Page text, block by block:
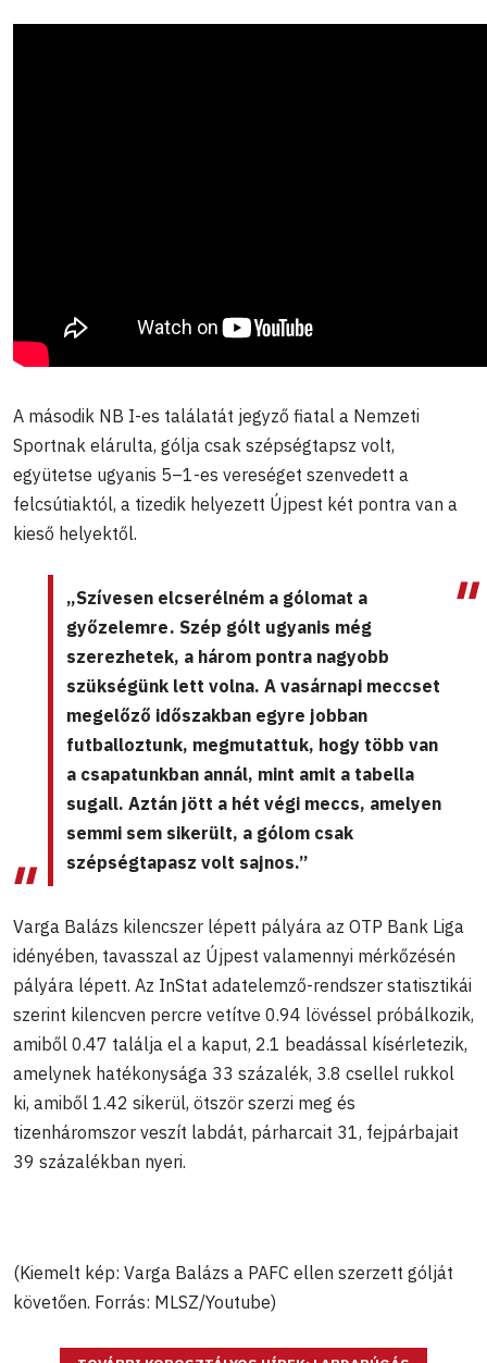
A második NB I-es találatát jegyző fiatal a Nemzeti
Sportnak elárulta, gólja csak szépségtapsz volt,
együtetse ugyanis 5–1-es vereséget szenvedett a
felcsútiaktól, a tizedik helyezett Újpest két pontra van a
kieső helyektől.
„Szívesen elcserélném a gólomat a
győzelemre . Szép gólt ugyanis még
szerezhetek, a három pontra nagyobb
szükségünk lett volna. A vasárnapi meccset
megelőző időszakban egyre jobban
futballoztunk, megmutattuk, hogy több van
a csapatunkban annál, mint amit a tabella
sugall. Aztán jött a hét végi meccs, amelyen
semmi sem sikerült, a gólom csak
szépségtapasz volt sajnos.”
Varga Balázs kilencszer lépett pályára az OTP Bank Liga
idényében, tavasszal az Újpest valamennyi mérkőzésén
pályára lépett. Az InStat adatelemző-rendszer statisztikái
szerint kilencven percre vetítve 0.94 lövéssel próbálkozik,
amiből 0.47 találja el a kaput, 2.1 beadással kísérletezik,
amelynek hatékonysága 33 százalék, 3.8 csellel rukkol
ki, amiből 1.42 sikerül, ötször szerzi meg és
tizenháromszor veszít labdát, párharcait 31, fejpárbajait
39 százalékban nyeri.
(Kiemelt kép: Varga Balázs a PAFC ellen szerzett gólját
követően. Forrás: MLSZ/Youtube)